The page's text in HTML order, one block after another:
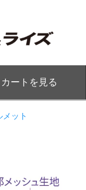
カートを見る
ット